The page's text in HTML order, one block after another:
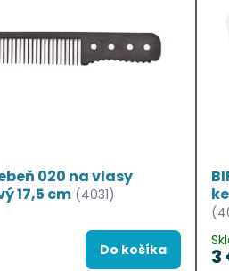
020 na vlasy
17,5 cm (4031)
Do košíka 3